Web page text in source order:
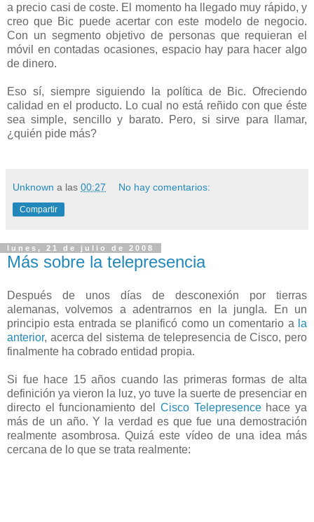
a precio casi de coste. El momento ha llegado muy rápido, y
creo que Bic puede acertar con este modelo de negocio.
Con un segmento objetivo de personas que requieran el
móvil en contadas ocasiones, espacio hay para hacer algo
de dinero.
Eso sí, siempre siguiendo la política de Bic. Ofreciendo
calidad en el producto. Lo cual no está reñido con que éste
sea simple, sencillo y barato. Pero, si sirve para llamar,
¿quién pide más?
Unknown a las 00:27 No hay comentarios:
Compartir
lunes, 21 de julio de 2008
Más sobre la telepresencia
Después de unos días de desconexión por tierras
alemanas, volvemos a adentrarnos en la jungla. En un
principio esta entrada se planificó como un comentario a la
anterior, acerca del sistema de telepresencia de Cisco, pero
finalmente ha cobrado entidad propia.
Si fue hace 15 años cuando las primeras formas de alta
definición ya vieron la luz, yo tuve la suerte de presenciar en
directo el funcionamiento del Cisco Telepresencehace ya
más de un año. Y la verdad es que fue una demostración
realmente asombrosa. Quizá este vídeo de una idea más
cercana de lo que se trata realmente: